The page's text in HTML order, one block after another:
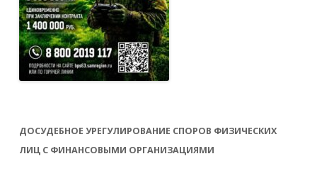
ДОСУДЕБНОЕ УРЕГУЛИРОВАНИЕ СПОРОВ ФИЗИЧЕСКИХ
ЛИЦ С ФИНАНСОВЫМИ ОРГАНИЗАЦИЯМИ